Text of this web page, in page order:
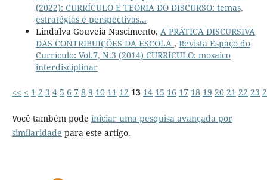
(2022): CURRÍCULO E TEORIA DO DISCURSO: temas,
estratégias e perspectivas...
Lindalva Gouveia Nascimento, A PRÁTICA DISCURSIVA
DAS CONTRIBUIÇÕES DA ESCOLA , Revista Espaço do
Currículo: Vol.7, N.3 (2014) CURRÍCULO: mosaico
interdisciplinar
<< < 1 2 3 4 5 6 7 8 9 10 11 12 13 14 15 16 17 18 19 20 21 22 23
Você também pode iniciar uma pesquisa avançada por
similaridade para este artigo.